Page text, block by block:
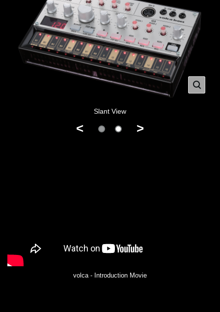
Slant View
<
>
volca - Introduction Movie